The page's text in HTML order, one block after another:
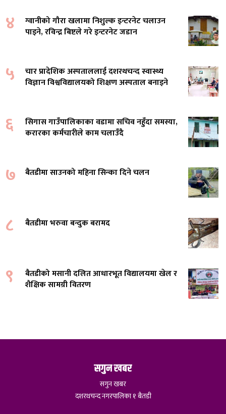
४
ग्वानीको गौरा खलामा निशुल्क इन्टरनेट चलाउन
पाइने, रविन्द्र बिष्टले गरे इन्टरनेट जडान
५
चार प्रादेशिक अस्पताललाई दशरथचन्द स्वास्थ्य
विज्ञान विश्वविद्यालयको शिक्षण अस्पताल बनाइने
६
सिगास गाउँपालिकाका वडामा सचिव नहुँदा समस्या,
करारका कर्मचारीले काम चलाउँदै
७ बैतडीमा साउनको महिना सिन्का दिने चलन
८ बैतडीमा भरुवा बन्दुक बरामद
९
बैतडीको मसानी दलित आधारभूत विद्यालयमा खेल र
शैक्षिक सामग्री वितरण
सगुन खबर
सगुन खबर
दशरथचन्द नगरपालिका १ बैतडी